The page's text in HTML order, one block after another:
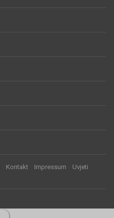
Kontakt Impressum
Uvjeti